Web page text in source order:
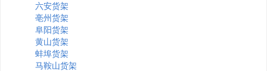
六安货架
亳州货架
阜阳货架
黄山货架
蚌埠货架
马鞍山货架